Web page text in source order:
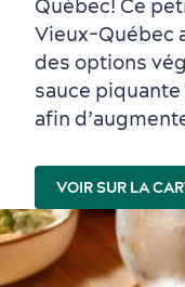
Québec! Ce
Vieux-Québec
des options
sauce
afin
VOIR SUR LA